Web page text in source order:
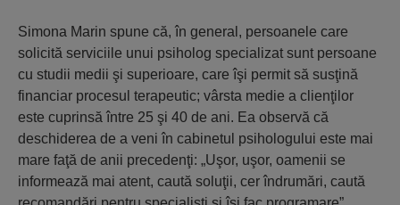
Simona Marin spune că, în general, persoanele care
solicită serviciile unui psiholog specializat sunt persoane
cu studii medii şi superioare, care îşi permit să susţină
financiar procesul terapeutic; vârsta medie a clienţilor
este cuprinsă între 25 şi 40 de ani. Ea observă că
deschiderea de a veni în cabinetul psihologului este mai
mare faţă de anii precedenţi: „Uşor, uşor, oamenii se
informează mai atent, caută soluţii, cer îndrumări, caută